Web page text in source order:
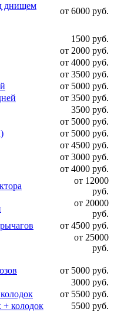
днищем
от 6000 руб.
1500 руб.
от 2000 руб.
от 4000 руб.
от 3500 руб.
от 5000 руб.
от 3500 руб.
3500 руб.
от 5000 руб.
от 5000 руб.
от 4500 руб.
от 3000 руб.
от 4000 руб.
от 12000
руб.
от 20000
руб.
от 4500 руб.
от 25000
руб.
от 5000 руб.
3000 руб.
от 5500 руб.
+ колодок
5500 руб.